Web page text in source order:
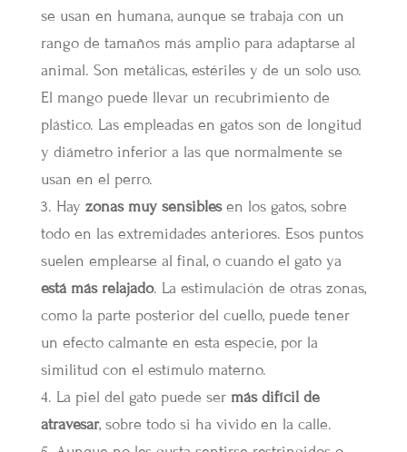
se usan en humana, aunque se trabaja con un
rango de tamaños más amplio para adaptarse al
animal. Son metálicas, estériles y de un solo uso.
El mango puede llevar un recubrimiento de
plástico. Las empleadas en gatos son de longitud
y diámetro inferior a las que normalmente se
usan en el perro.
3. Hay zonas muy sensiblesen los gatos, sobre
todo en las extremidades anteriores. Esos puntos
suelen emplearse al final, o cuando el gato ya
está más relajado. La estimulación de otras zonas,
como la parte posterior del cuello, puede tener
un efecto calmante en esta especie, por la
similitud con el estímulo materno.
4. La piel del gato puede ser más difícil de
atravesar, sobre todo si ha vivido en la calle.